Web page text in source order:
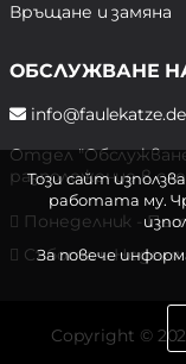
Връщане и замяна
ОБСЛУЖВАНЕ
info@faulekatze.de
Отдел
разположение в
Понеделник -
Събота и
Copyright ©
Този сайт
работата му.
За повече